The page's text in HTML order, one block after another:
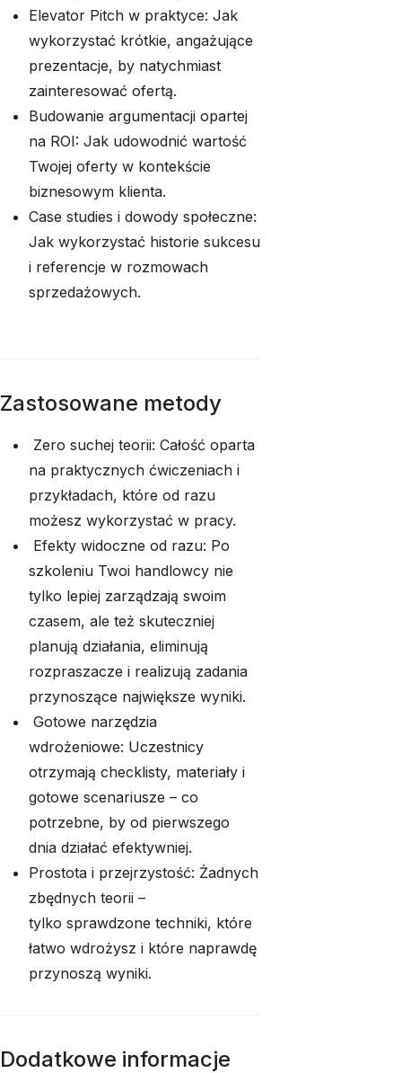
Elevator Pitch w praktyce: Jak
wykorzystać krótkie, angażujące
prezentacje, by natychmiast
zainteresować ofertą.
Budowanie argumentacji opartej
na ROI: Jak udowodnić wartość
Twojej oferty w kontekście
biznesowym klienta.
Case studies i dowody społeczne:
Jak wykorzystać historie sukcesu
i referencje w rozmowach
sprzedażowych.
Zastosowane metody
Zero suchej teorii: Całość oparta
na praktycznych ćwiczeniach i
przykładach, które od razu
możesz wykorzystać w pracy.
Efekty widoczne od razu: Po
szkoleniu Twoi handlowcy nie
tylko lepiej zarządzają swoim
czasem, ale też skuteczniej
planują działania, eliminują
rozpraszacze i realizują zadania
przynoszące największe wyniki.
Gotowe narzędzia
wdrożeniowe: Uczestnicy
otrzymają checklisty, materiały i
gotowe scenariusze – co
potrzebne, by od pierwszego
dnia działać efektywniej.
Prostota i przejrzystość: Żadnych
zbędnych teorii –
tylko sprawdzone techniki, które
łatwo wdrożysz i które naprawdę
przynoszą wyniki.
Dodatkowe informacje